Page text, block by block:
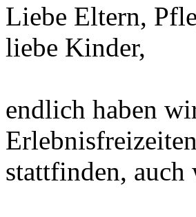
Liebe Eltern,
liebe Kinder,
endlich haben
stattfinden,